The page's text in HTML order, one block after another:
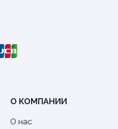
О КОМПАНИИ
О нас